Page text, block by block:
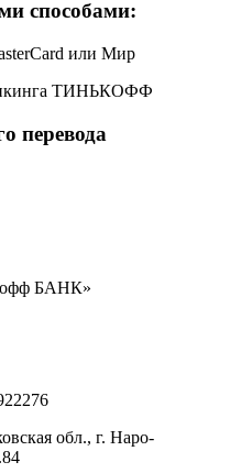
способами:
или Мир
ТИНЬКОФФ
перевода
БАНК»
обл., г. Наро-